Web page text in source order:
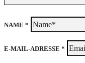
NAME *
E-MAIL-ADRESSE *